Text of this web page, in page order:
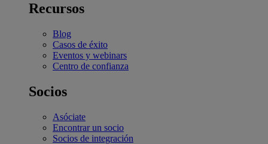
Recursos
Blog
Casos de éxito
Eventos y webinars
Centro de confianza
Socios
Asóciate
Encontrar un socio
Socios de integración